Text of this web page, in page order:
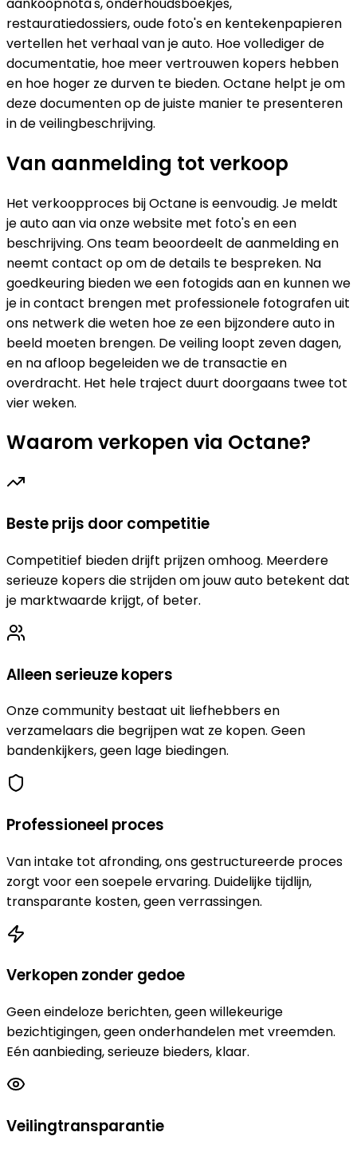
restauratiedossiers, oude foto's en kentekenpapieren
vertellen het verhaal van je auto. Hoe vollediger de
documentatie, hoe meer vertrouwen kopers hebben
en hoe hoger ze durven te bieden. Octane helpt je om
deze documenten op de juiste manier te presenteren
in de veilingbeschrijving.
Van aanmelding tot verkoop
Het verkoopproces bij Octane is eenvoudig. Je meldt
je auto aan via onze website met foto's en een
beschrijving. Ons team beoordeelt de aanmelding en
neemt contact op om de details te bespreken. Na
goedkeuring bieden we een fotogids aan en kunnen we
je in contact brengen met professionele fotografen uit
ons netwerk die weten hoe ze een bijzondere auto in
beeld moeten brengen. De veiling loopt zeven dagen,
en na afloop begeleiden we de transactie en
overdracht. Het hele traject duurt doorgaans twee tot
vier weken.
Waarom verkopen via Octane?
Beste prijs door competitie
Competitief bieden drijft prijzen omhoog. Meerdere
serieuze kopers die strijden om jouw auto betekent dat
je marktwaarde krijgt, of beter.
Alleen serieuze kopers
Onze community bestaat uit liefhebbers en
verzamelaars die begrijpen wat ze kopen. Geen
bandenkijkers, geen lage biedingen.
Professioneel proces
Van intake tot afronding, ons gestructureerde proces
zorgt voor een soepele ervaring. Duidelijke tijdlijn,
transparante kosten, geen verrassingen.
Verkopen zonder gedoe
Geen eindeloze berichten, geen willekeurige
bezichtigingen, geen onderhandelen met vreemden.
Eén aanbieding, serieuze bieders, klaar.
Veilingtransparantie